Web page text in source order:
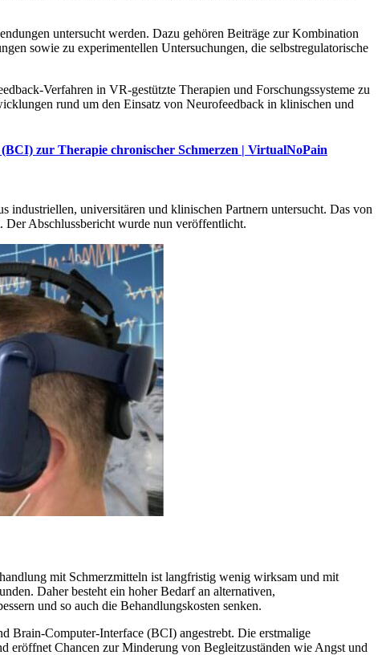
untersucht werden. Dazu gehören Beiträge zur Kombination
sowie zu experimentellen Untersuchungen, die selbstregulatorische
Verfahren in VR-gestützte Therapien und Forschungssysteme zu
rund um den Einsatz von Neurofeedback in klinischen und
zur Therapie chronischer Schmerzen | VirtualNoPain
industriellen, universitären und klinischen Partnern untersucht. Das von
Abschlussbericht wurde nun veröffentlicht.
mit Schmerzmitteln ist langfristig wenig wirksam und mit
Daher besteht ein hoher Bedarf an alternativen,
und so auch die Behandlungskosten senken.
Brain-Computer-Interface (BCI) angestrebt. Die erstmalige
eröffnet Chancen zur Minderung von Begleitzuständen wie Angst und